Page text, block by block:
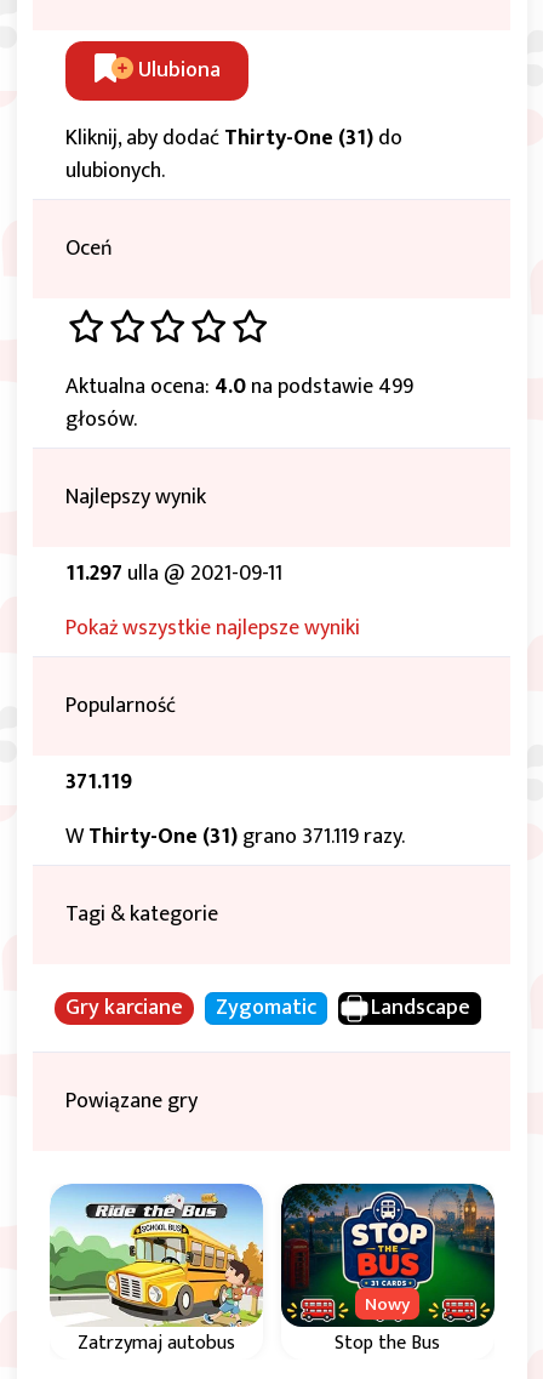
Ulubiona
Kliknij, aby dodaćThirty-One (31)do
ulubionych.
Oceń
Aktualna ocena: 4.0na podstawie 499
głosów.
Najlepszy wynik
11.297 ulla @ 2021-09-11
Pokaż wszystkie najlepsze wyniki
Popularność
371.119
WThirty-One (31)grano 371.119 razy.
Tagi & kategorie
Gry karciane Zygomatic Landscape
Powiązane gry
Zatrzymaj autobus Stop the Bus
Nowy